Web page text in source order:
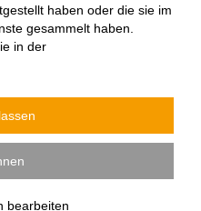
Stephan | Jede:r kann etwas
zusammen.
haben oder die sie im
gesammelt haben.
in der
bearbeiten